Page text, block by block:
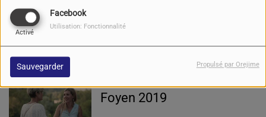
Facebook
Activé
Utilisation: Fonctionnalité
Sauvegarder Propulsé par Orejime
Pays Foyen
Les 110 ans du Stade
Foyen 2019